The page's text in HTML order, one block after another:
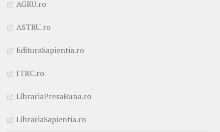
AGRU.ro
ASTRU.ro
EdituraSapientia.ro
ITRC.ro
LibrariaPresaBuna.ro
LibrariaSapientia.ro